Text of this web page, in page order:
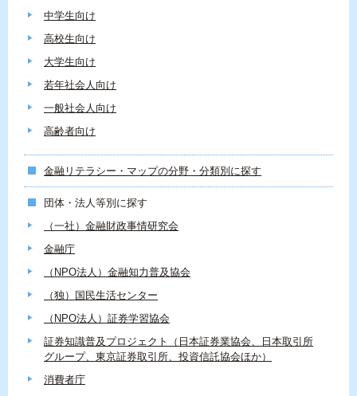
中学生向け
高校生向け
大学生向け
若年社会人向け
一般社会人向け
高齢者向け
金融リテラシー・マップの分野・分類別に探す
団体・法人等別に探す
（一社）金融財政事情研究会
金融庁
（NPO法人）金融知力普及協会
（独）国民生活センター
（NPO法人）証券学習協会
証券知識普及プロジェクト（日本証券業協会、日本取引所
グループ、東京証券取引所、投資信託協会ほか）
消費者庁